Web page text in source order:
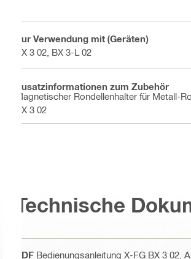
Zur Verwendung mit (Geräten)
BX 3 02, BX 3-L 02
Zusatzinformationen zum Zubehör
Magnetischer Rondellenhalter für Metall-
BX 3 02
Technische
PDF Bedienungsanleitung X-FG BX 3 02 ,